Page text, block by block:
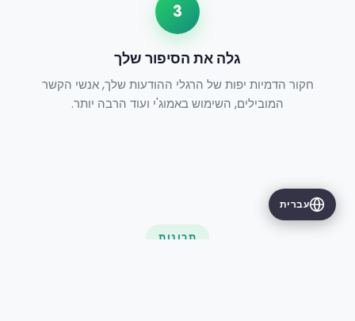
3
גלה את הסיפור שלך
חקור הדמיות יפות של הרגלי ההודעות שלך, אנשי הקשר
המובילים, השימוש באמוג'י ועוד הרבה יותר.
תכונות
עברית